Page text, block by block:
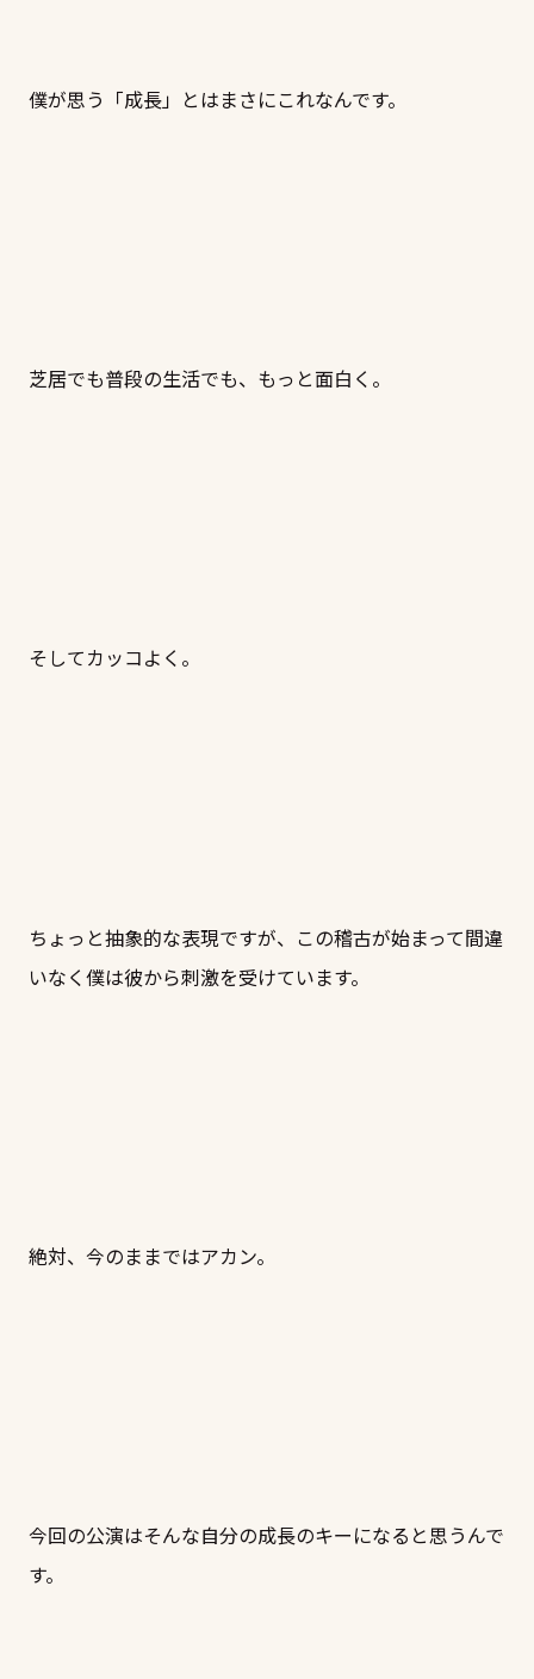
僕が思う「成長」とはまさにこれなんです。
芝居でも普段の生活でも、もっと面白く。
そしてカッコよく。
ちょっと抽象的な表現ですが、この稽古が始まって間違
いなく僕は彼から刺激を受けています。
絶対、今のままではアカン。
今回の公演はそんな自分の成長のキーになると思うんで
す。